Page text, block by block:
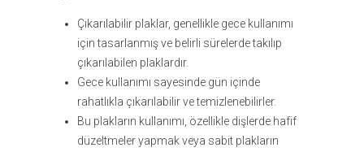
Çıkarılabilir plaklar, genellikle gece kullanımı
için tasarlanmış ve belirli sürelerde takılıp
çıkarılabilen plaklardır.
Gece kullanımı sayesinde gün içinde
rahatlıkla çıkarılabilir ve temizlenebilirler.
Bu plakların kullanımı, özellikle dişlerde hafif
düzeltmeler yapmak veya sabit plakların